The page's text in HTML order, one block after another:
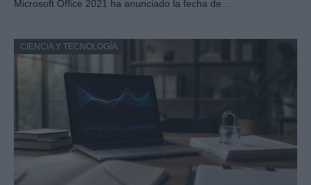
Microsoft Office 2021 ha anunciado la fecha de…
CIENCIA Y TECNOLOGÍA